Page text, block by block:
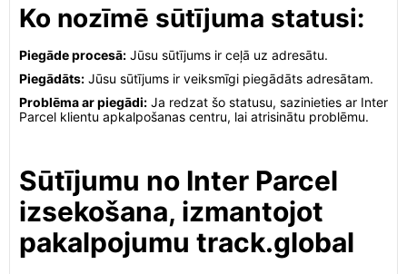
Ko nozīmē sūtījuma statusi:
Piegāde procesā: Jūsu sūtījums ir ceļā uz adresātu.
Piegādāts: Jūsu sūtījums ir veiksmīgi piegādāts adresātam.
Problēma ar piegādi: Ja redzat šo statusu, sazinieties ar Inter
Parcel klientu apkalpošanas centru, lai atrisinātu problēmu.
Sūtījumu no Inter Parcel
izsekošana, izmantojot
pakalpojumu track.global